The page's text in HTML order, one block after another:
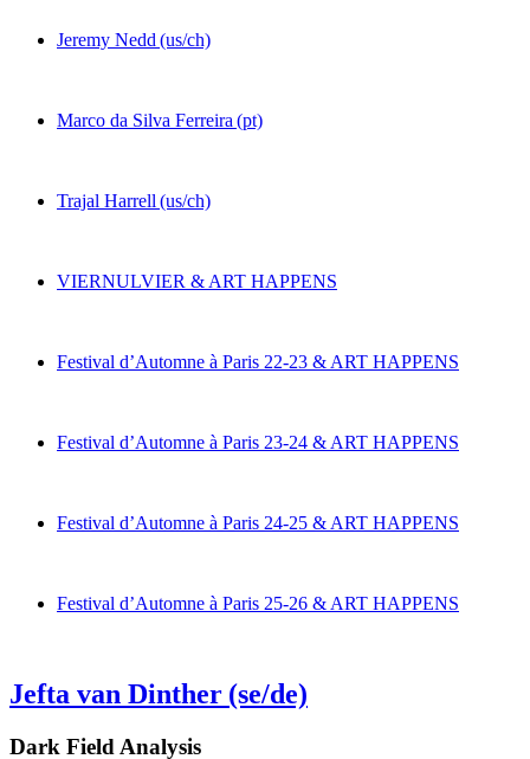
Jeremy Nedd (us/ch)
Marco da Silva Ferreira (pt)
Trajal Harrell (us/ch)
VIERNULVIER & ART HAPPENS
Festival d’Automne à Paris 22-23 & ART HAPPENS
Festival d’Automne à Paris 23-24 & ART HAPPENS
Festival d’Automne à Paris 24-25 & ART HAPPENS
Festival d’Automne à Paris 25-26 & ART HAPPENS
Jefta van Dinther (se/de)
Dark Field Analysis